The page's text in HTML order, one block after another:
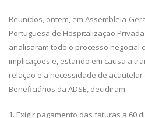
Reunidos, ontem, em Assembleia-
Portuguesa de Hospitalização
analisaram todo o processo negocial
implicações e, estando em causa a
relação e a necessidade de
Beneficiários da ADSE, decidiram:
1. Exigir pagamento das faturas a 60